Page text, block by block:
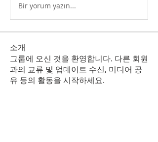
Bir yorum yazın...
소개
그룹에 오신 것을 환영합니다. 다른 회원
과의 교류 및 업데이트 수신, 미디어 공
유 등의 활동을 시작하세요.